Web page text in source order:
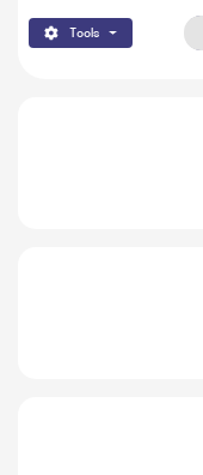
Tools